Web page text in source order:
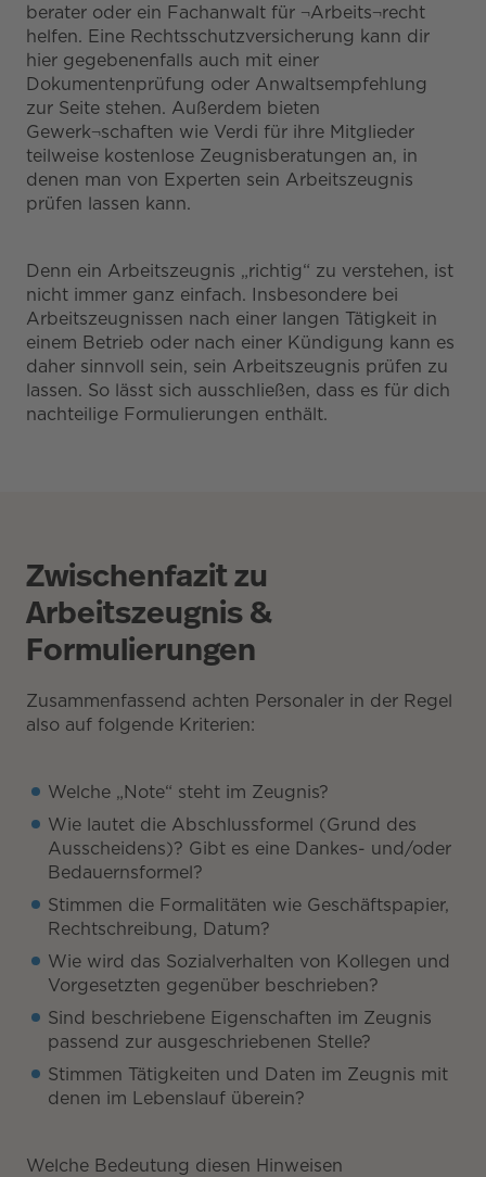
berater oder ein Fachanwalt für ¬Arbeits¬recht
helfen. Eine Rechtsschutzversicherung kann dir
hier gegebenenfalls auch mit einer
Dokumentenprüfung oder Anwaltsempfehlung
zur Seite stehen. Außerdem bieten
Gewerk¬schaften wie Verdi für ihre Mitglieder
teilweise kostenlose Zeugnisberatungen an, in
denen man von Experten sein Arbeitszeugnis
prüfen lassen kann.
Denn ein Arbeitszeugnis „richtig“ zu verstehen, ist
nicht immer ganz einfach. Insbesondere bei
Arbeitszeugnissen nach einer langen Tätigkeit in
einem Betrieb oder nach einer Kündigung kann es
daher sinnvoll sein, sein Arbeitszeugnis prüfen zu
lassen. So lässt sich ausschließen, dass es für dich
nachteilige Formulierungen enthält.
Zwischenfazit zu
Arbeitszeugnis &
Formulierungen
Zusammenfassend achten Personaler in der Regel
also auf folgende Kriterien:
Welche „Note“ steht im Zeugnis?
Wie lautet die Abschlussformel (Grund des
Ausscheidens)? Gibt es eine Dankes- und/oder
Bedauernsformel?
Stimmen die Formalitäten wie Geschäftspapier,
Rechtschreibung, Datum?
Wie wird das Sozialverhalten von Kollegen und
Vorgesetzten gegenüber beschrieben?
Sind beschriebene Eigenschaften im Zeugnis
passend zur ausgeschriebenen Stelle?
Stimmen Tätigkeiten und Daten im Zeugnis mit
denen im Lebenslauf überein?
Welche Bedeutung diesen Hinweisen